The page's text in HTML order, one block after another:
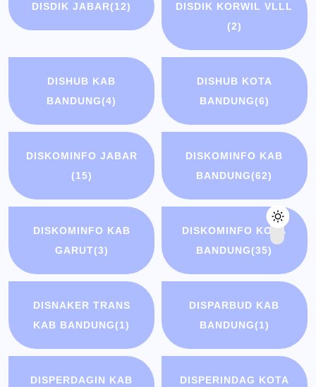
DISDIK JABAR(12)
DISDIK KORWIL VLLL
(2)
DISHUB KAB
BANDUNG(4)
DISHUB KOTA
BANDUNG(6)
DISKOMINFO JABAR
(15)
DISKOMINFO KAB
BANDUNG(62)
DISKOMINFO KAB
GARUT(3)
DISKOMINFO KOTA
BANDUNG(35)
DISNAKER TRANS
KAB BANDUNG(1)
DISPARBUD KAB
BANDUNG(1)
DISPERDAGIN KAB DISPERINDAG KOTA